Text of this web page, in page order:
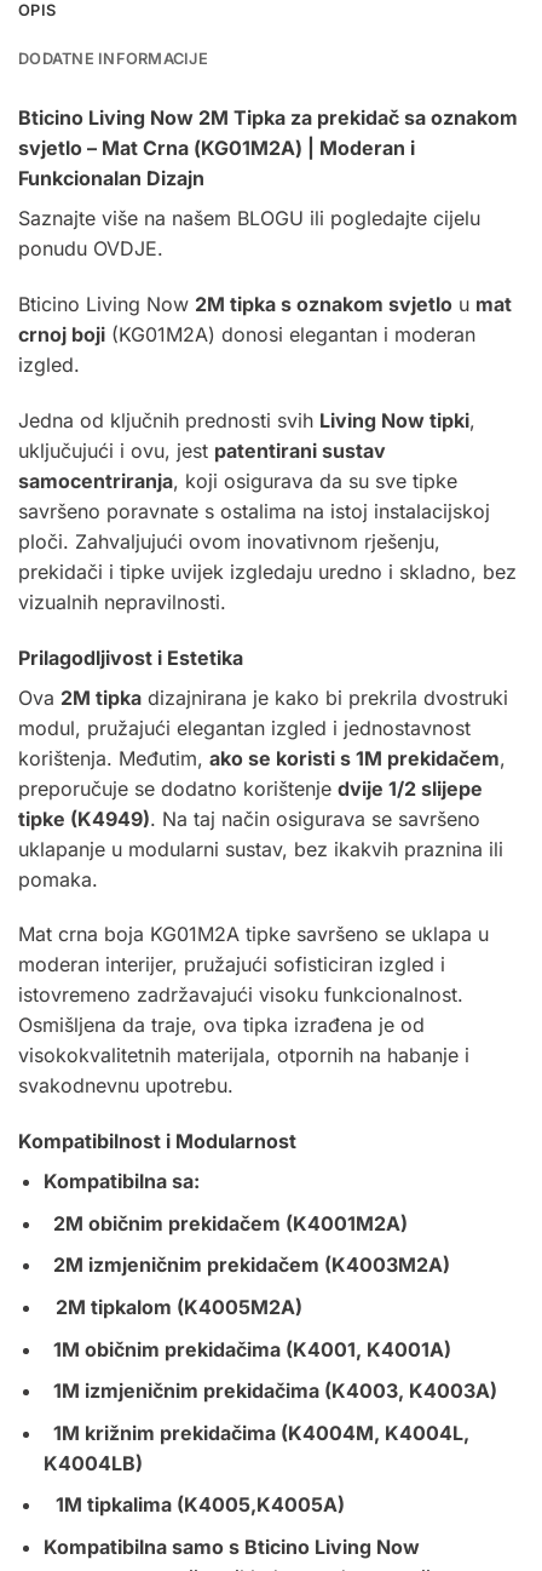
OPIS
DODATNE INFORMACIJE
Bticino Living Now 2M Tipka za prekidač sa oznakom
svjetlo – Mat Crna (KG01M2A) | Moderan i
Funkcionalan Dizajn
Saznajte više na našem BLOGU ili pogledajte cijelu
ponudu OVDJE.
Bticino Living Now 2M tipka s oznakom svjetlo u mat
crnoj boji (KG01M2A) donosi elegantan i moderan
izgled.
Jedna od ključnih prednosti svih Living Now tipki,
uključujući i ovu, jest patentirani sustav
samocentriranja, koji osigurava da su sve tipke
savršeno poravnate s ostalima na istoj instalacijskoj
ploči. Zahvaljujući ovom inovativnom rješenju,
prekidači i tipke uvijek izgledaju uredno i skladno, bez
vizualnih nepravilnosti.
Prilagodljivost i Estetika
Ova 2M tipka dizajnirana je kako bi prekrila dvostruki
modul, pružajući elegantan izgled i jednostavnost
korištenja. Međutim, ako se koristi s 1M prekidačem,
preporučuje se dodatno korištenje dvije 1/2 slijepe
tipke (K4949). Na taj način osigurava se savršeno
uklapanje u modularni sustav, bez ikakvih praznina ili
pomaka.
Mat crna boja KG01M2A tipke savršeno se uklapa u
moderan interijer, pružajući sofisticiran izgled i
istovremeno zadržavajući visoku funkcionalnost.
Osmišljena da traje, ova tipka izrađena je od
visokokvalitetnih materijala, otpornih na habanje i
svakodnevnu upotrebu.
Kompatibilnost i Modularnost
Kompatibilna sa:
2M običnim prekidačem (K4001M2A)
2M izmjeničnim prekidačem (K4003M2A)
2M tipkalom (K4005M2A)
1M običnim prekidačima (K4001, K4001A)
1M izmjeničnim prekidačima (K4003, K4003A)
1M križnim prekidačima (K4004M, K4004L,
K4004LB)
1M tipkalima (K4005,K4005A)
Kompatibilna samo s Bticino Living Now